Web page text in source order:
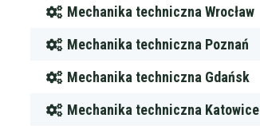
Mechanika techniczna Wrocław
Mechanika techniczna Poznań
Mechanika techniczna Gdańsk
Mechanika techniczna Katowice